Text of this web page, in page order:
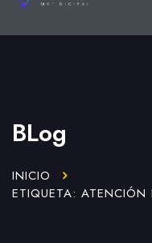
BLog
INICIO
ETIQUETA: ATENCIÓN